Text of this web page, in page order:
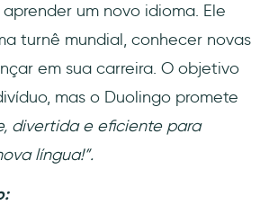
um novo idioma. Ele
turnê mundial, conhecer novas
em sua carreira. O objetivo
mas o Duolingo promete
divertida e eficiente para
língua!”.